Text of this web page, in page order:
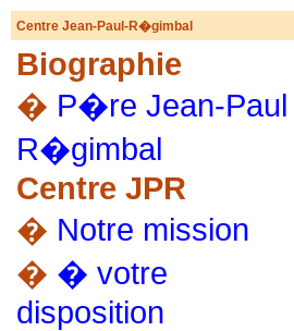
Centre Jean-Paul-R�gimbal
Biographie
� P�re Jean-Paul
R�gimbal
Centre JPR
� Notre mission
� � votre
disposition